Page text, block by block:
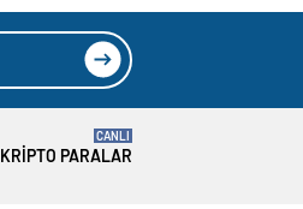
KRIPTO PARALAR
CANLI